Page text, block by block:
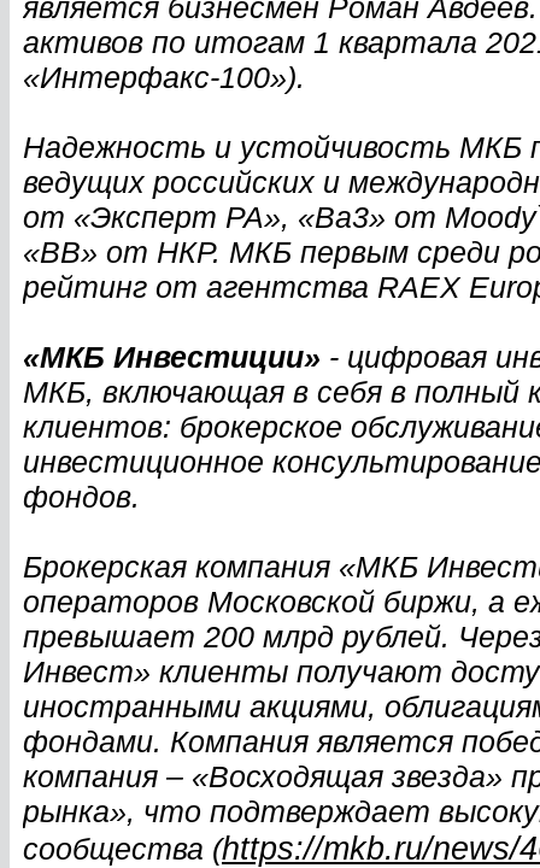
является бизнесмен Роман
активов по итогам 1 квартала
«Интерфакс-100»).
Надежность и устойчивость МКБ
ведущих российских и
от «Эксперт РА», «Ba3» от
«ВВ» от НКР. МКБ первым среди
рейтинг от агентства RAEX
«МКБ Инвестиции» - цифровая
МКБ, включающая в себя в полный
клиентов: брокерское
инвестиционное
фондов.
Брокерская компания «МКБ
операторов Московской биржи, а
превышает 200 млрд рублей.
Инвест» клиенты получают
иностранными акциями,
фондами. Компания является
компания – «Восходящая
рынка», что подтверждает
сообщества (https://mkb.ru/news/